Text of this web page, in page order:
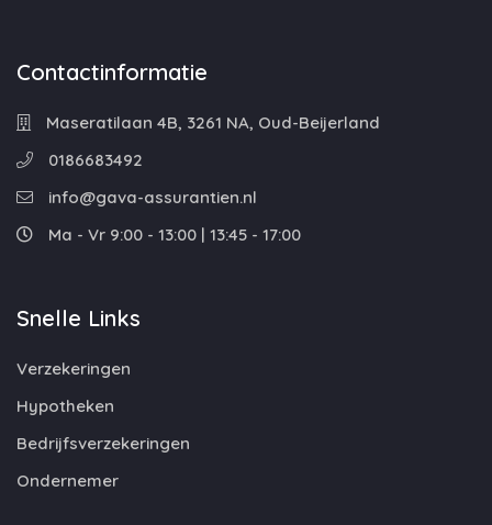
Contactinformatie
Maseratilaan 4B, 3261 NA, Oud-Beijerland
0186683492
info@gava-assurantien.nl
Ma - Vr 9:00 - 13:00 | 13:45 - 17:00
Snelle Links
Verzekeringen
Hypotheken
Bedrijfsverzekeringen
Ondernemer